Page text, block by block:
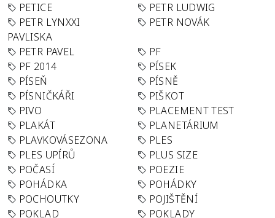
PETICE
PETR LUDWIG
PETR LYNXXI
PAVLISKA
PETR NOVÁK
PETR PAVEL
PF
PF 2014
PÍSEK
PÍSEŇ
PÍSNĚ
PÍSNIČKÁŘI
PIŠKOT
PIVO
PLACEMENT TEST
PLAKÁT
PLANETÁRIUM
PLAVKOVÁSEZONA
PLES
PLES UPÍRŮ
PLUS SIZE
POČASÍ
POEZIE
POHÁDKA
POHÁDKY
POCHOUTKY
POJIŠTĚNÍ
POKLAD
POKLADY